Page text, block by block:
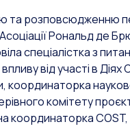
та розповсюдженню
Рональд де
спеціалістка з
від участі в
комітету
координаторка